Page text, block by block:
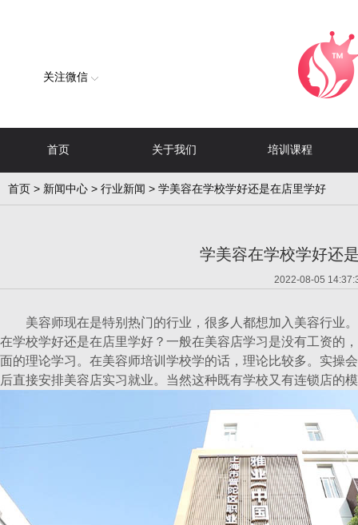
关注微信
首页 关于我们 培训课程
首页 > 新闻中心 > 行业新闻 > 学美容在学校学好还是在店里学好
学美容在学校学好还
2022-08-05
美容师现在是特别热门的行业，很多人都想加入美容行业
在学校学好还是在店里学好？一般在美容店学习是没有工资的
面的理论学习。在美容师培训学校学的话，理论比较多。实操
后直接安排美容店实习就业。当然这种既有学校又有连锁店的